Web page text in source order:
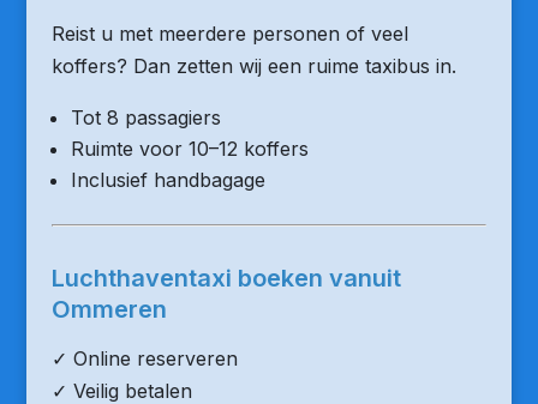
Reist u met meerdere personen of veel
koffers? Dan zetten wij een ruime taxibus in.
Tot 8 passagiers
Ruimte voor 10–12 koffers
Inclusief handbagage
Luchthaventaxi boeken vanuit
Ommeren
✓ Online reserveren
✓ Veilig betalen